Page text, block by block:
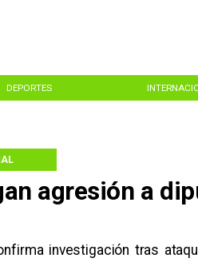
DEPORTES
agresión a
investigación tras